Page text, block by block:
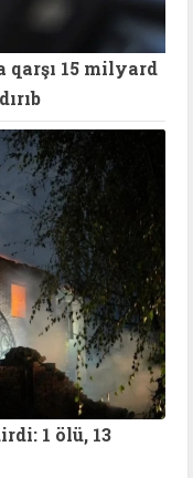
qarşı 15 milyard
1 ölü, 13